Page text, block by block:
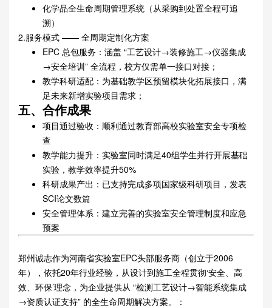
化学品全生命周期管理系统（从采购到处置全程可追
溯）
2.服务模式 —— 全周期定制化方案
EPC 总包服务：涵盖 “工艺设计→装修施工→仪器集成
→安全培训” 全流程，校方仅需单一接口对接；
教学科研适配：为基础教学区预留模块化拓展接口，满
足未来新增实验项目需求；
五、合作成果
项目通过验收：顺利通过教育部高校实验室安全专项检
查
教学能力提升：实验室同时满足40组学生并行开展基础
实验，教学效率提升50%
科研成果产出：已支持完成多项国家级科研项目，发表
SCI论文数篇
安全管理体系：建立完善的实验室安全管理制度和应急
预案
郑州诚志作为河南省实验室EPC头部服务商（创立于2006
年），依托20年行业经验，从设计到施工全程贯彻‘安全、高
效、环保’理念，为企业提供从 “检测工艺设计→智能系统集成
→资质认证支持” 的全生命周期解决方案。：